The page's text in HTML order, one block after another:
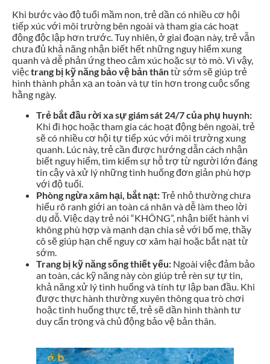
Khi bước vào độ tuổi mầm non, trẻ dần có nhiều cơ hội
tiếp xúc với môi trường bên ngoài và tham gia các hoạt
động độc lập hơn trước. Tuy nhiên, ở giai đoạn này, trẻ vẫn
chưa đủ khả năng nhận biết hết những nguy hiểm xung
quanh và dễ phản ứng theo cảm xúc hoặc sự tò mò. Vì vậy,
việctrang bị kỹ năng bảo vệ bản thântừ sớm sẽ giúp trẻ
hình thành phản xạ an toàn và tự tin hơn trong cuộc sống
hằng ngày.
Trẻ bắt đầu rời xa sự giám sát 24/7 của phụ huynh:
Khi đi học hoặc tham gia các hoạt động bên ngoài, trẻ
sẽ có nhiều cơ hội tự tiếp xúc với môi trường xung
quanh. Lúc này, trẻ cần được hướng dẫn cách nhận
biết nguy hiểm, tìm kiếm sự hỗ trợ từ người lớn đáng
tin cậy và xử lý những tình huống đơn giản phù hợp
với độ tuổi.
Phòng ngừa xâm hại, bắt nạt:Trẻ nhỏ thường chưa
hiểu rõ ranh giới an toàn cá nhân và dễ làm theo lời
dụ dỗ. Việc dạy trẻ nói “KHÔNG”, nhận biết hành vi
không phù hợp và mạnh dạn chia sẻ với bố mẹ, thầy
cô sẽ giúp hạn chế nguy cơ xâm hại hoặc bắt nạt từ
sớm.
Trang bị kỹ năng sống thiết yếu: Ngoài việc đảm bảo
an toàn, các kỹ năng này còn giúp trẻ rèn sự tự tin,
khả năng xử lý tình huống và tính tự lập ban đầu. Khi
được thực hành thường xuyên thông qua trò chơi
hoặc tình huống thực tế, trẻ sẽ dần hình thành tư
duy cẩn trọng và chủ động bảo vệ bản thân.